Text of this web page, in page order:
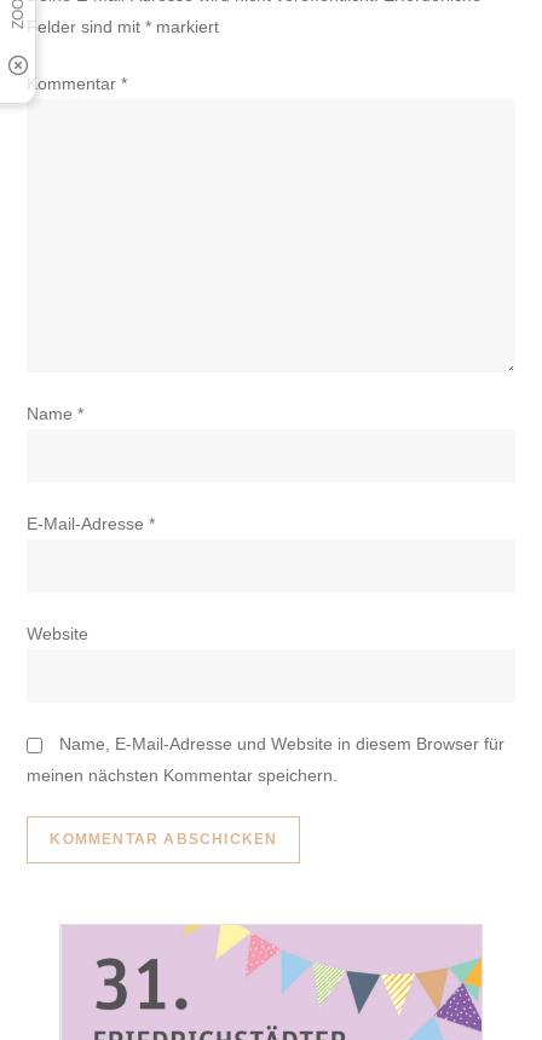
Felder sind mit* markiert
Kommentar*
Name*
E-Mail-Adresse*
Website
Name, E-Mail-Adresse und Website in diesem Browser für
meinen nächsten Kommentar speichern.